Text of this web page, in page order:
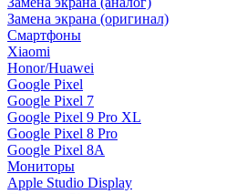
Замена экрана (оригинал)
Смартфоны
Xiaomi
Honor/Huawei
Google Pixel
Google Pixel 7
Google Pixel 9 Pro XL
Google Pixel 8 Pro
Google Pixel 8A
Мониторы
Apple Studio Display